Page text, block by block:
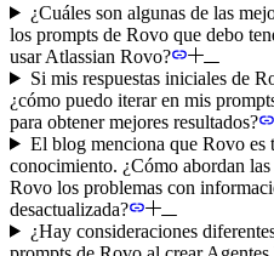
¿Cuáles son algunas de las
los prompts de Rovo que debo
usar Atlassian Rovo?
Si mis respuestas iniciales de
¿cómo puedo iterar en mis
para obtener mejores resultados?
El blog menciona que Rovo es
conocimiento. ¿Cómo abordan
Rovo los problemas con
desactualizada?
¿Hay consideraciones